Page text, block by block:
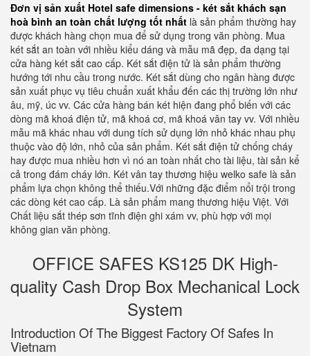
Đơn vị sản xuất Hotel safe dimensions - két sắt khách sạn
hoà bình an toàn chất lượng tốt nhất là sản phẩm thường hay
được khách hàng chọn mua để sử dụng trong văn phòng. Mua
két sắt an toàn với nhiều kiểu dáng và mẫu mã đẹp, đa dạng tại
cửa hàng két sắt cao cấp. Két sắt điện tử là sản phẩm thường
hướng tới nhu cầu trong nước. Két sắt dùng cho ngân hàng được
sản xuất phục vụ tiêu chuẩn xuất khẩu đến các thị trường lớn như
âu, mỹ, úc vv. Các cửa hàng bán két hiện đang phổ biến với các
dòng mã khoá điện tử, mã khoá cơ, mã khoá vân tay vv. Với nhiều
mẫu mã khác nhau với dung tích sử dụng lớn nhỏ khác nhau phụ
thuộc vào độ lớn, nhỏ của sản phẩm. Két sắt điện tử chống cháy
hay được mua nhiều hơn vì nó an toàn nhất cho tài liệu, tài sản kể
cả trong đám cháy lớn. Két vân tay thương hiệu welko safe là sản
phẩm lựa chọn không thể thiếu.Với những đặc điểm nổi trội trong
các dòng két cao cấp. Là sản phẩm mang thương hiệu Việt. Với
Chất liệu sắt thép sơn tĩnh điện ghi xám vv, phù hợp với mọi
không gian văn phòng.
OFFICE SAFES KS125 DK High-
quality Cash Drop Box Mechanical Lock
System
Introduction Of The Biggest Factory Of Safes In
Vietnam